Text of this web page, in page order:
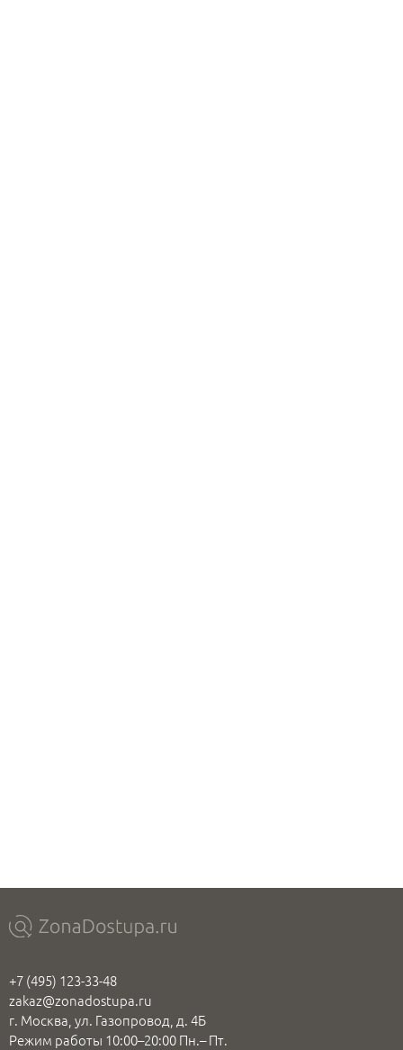
+7 (495) 123-33-48
zakaz@zonadostupa.ru
г. Москва, ул. Газопровод, д. 4Б
Режим работы 10:00–20:00 Пн.– Пт.